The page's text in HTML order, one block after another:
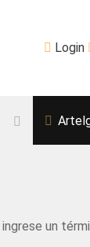
Login
un